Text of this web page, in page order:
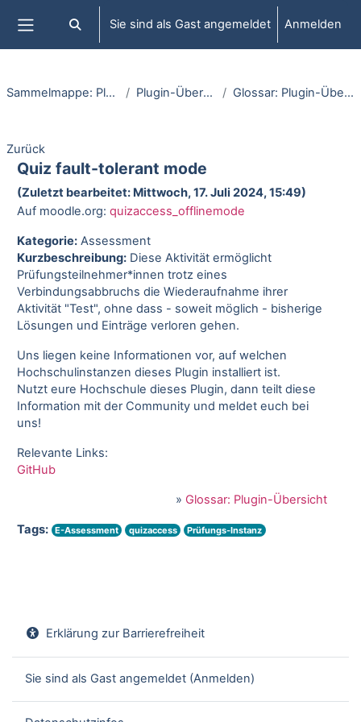
Website-Übersicht
Sucheingabe umschalten
Sie sind als Gast angemeldet Anmelden
Sammelmappe: Plugins Plugin-Übersicht Glossar: Plugin-Übersicht
Zurück
Quiz fault-tolerant mode
(Zuletzt bearbeitet: Mittwoch, 17. Juli 2024, 15:49)
Auf moodle.org: quizaccess_offlinemode
Kategorie:Assessment
Kurzbeschreibung:Diese Aktivität ermöglicht
Prüfungsteilnehmer*innen trotz eines
Verbindungsabbruchs die Wiederaufnahme ihrer
Aktivität "Test", ohne dass - soweit möglich - bisherige
Lösungen und Einträge verloren gehen.
Uns liegen keine Informationen vor, auf welchen
Hochschulinstanzen dieses Plugin installiert ist.
Nutzt eure Hochschule dieses Plugin, dann teilt diese
Information mit der Community und meldet euch bei
uns!
Relevante Links:
GitHub
» Glossar: Plugin-Übersicht
Tags: E-Assessment quizaccess Prüfungs-Instanz
Erklärung zur Barrierefreiheit
Sie sind als Gast angemeldet (Anmelden)